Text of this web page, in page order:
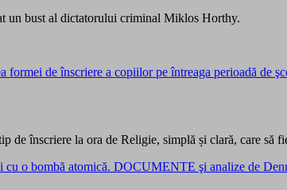
un bust al dictatorului criminal Miklos Horthy.
de înscriere a copiilor pe întreaga perioadă de
de înscriere la ora de Religie, simplă și clară, care să
cu o bombă atomică. DOCUMENTE şi analize de